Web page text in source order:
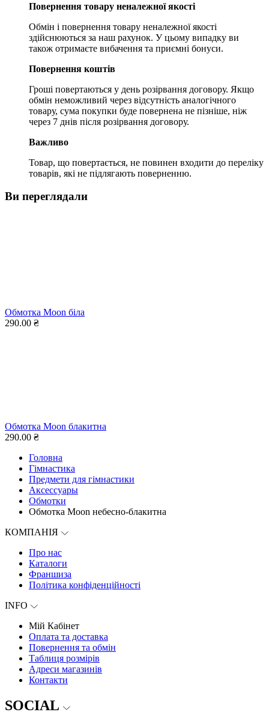
Повернення товару неналежної якості
Обмін і повернення товару неналежної якості
здійснюються за наш рахунок. У цьому випадку ви
також отримаєте вибачення та приємні бонуси.
Повернення коштів
Гроші повертаються у день розірвання договору. Якщо
обмін неможливий через відсутність аналогічного
товару, сума покупки буде повернена не пізніше, ніж
через 7 днів після розірвання договору.
Важливо
Товар, що повертається, не повинен входити до переліку
товарів, які не підлягають поверненню.
Ви переглядали
Обмотка Moon біла
290.00 ₴
Обмотка Moon блакитна
290.00 ₴
Головна
Гімнастика
Предмети для гімнастики
Аксессуары
Обмотки
Обмотка Moon небесно-блакитна
КОМПАНІЯ
Про нас
Каталоги
Франшиза
Політика конфіденційності
INFO
Мій Кабінет
Оплата та доставка
Повернення та обмін
Таблиця розмірів
Адреси магазинів
Контакти
SOCIAL